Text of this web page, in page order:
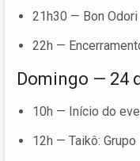
21h30 — Bon Odori
22h —
Domingo — 24
10h — Início do
12h — Taikô: